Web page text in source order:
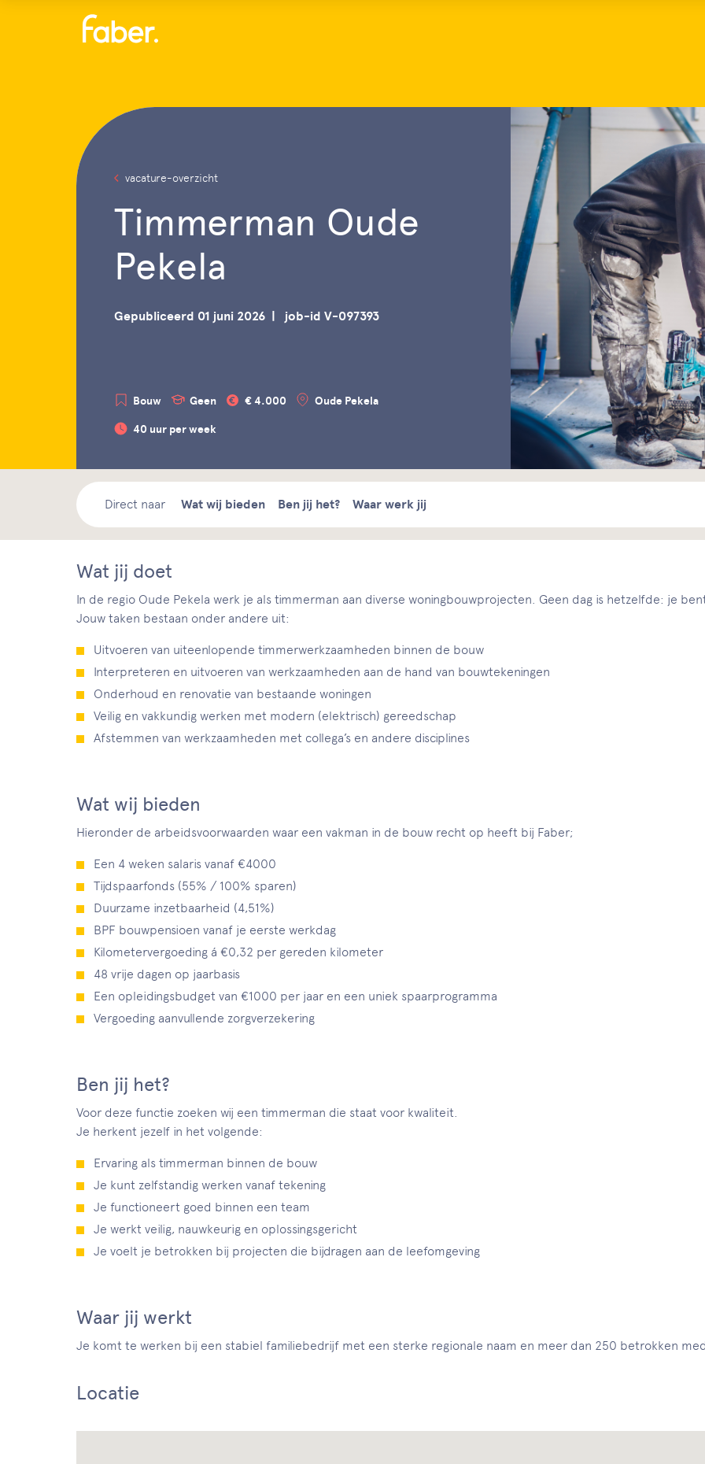
vacature-overzicht
Timmerman Oude
Pekela
Gepubliceerd 01 juni 2026 job-id V-097393
Bouw Geen € 4.000 Oude Pekela
40 uur per week
Direct naar Wat wij bieden Ben jij het? Waar werk jij
Wat jij doet
In de regio Oude Pekela werk je als timmerman aan diverse woningbouwprojecten. Geen dag is hetzelfde: je
Jouw taken bestaan onder andere uit:
Uitvoeren van uiteenlopende timmerwerkzaamheden binnen de bouw
Interpreteren en uitvoeren van werkzaamheden aan de hand van bouwtekeningen
Onderhoud en renovatie van bestaande woningen
Veilig en vakkundig werken met modern (elektrisch) gereedschap
Afstemmen van werkzaamheden met collega’s en andere disciplines
Wat wij bieden
Hieronder de arbeidsvoorwaarden waar een vakman in de bouw recht op heeft bij Faber;
Een 4 weken salaris vanaf €4000
Tijdspaarfonds (55% / 100% sparen)
Duurzame inzetbaarheid (4,51%)
BPF bouwpensioen vanaf je eerste werkdag
Kilometervergoeding á €0,32 per gereden kilometer
48 vrije dagen op jaarbasis
Een opleidingsbudget van €1000 per jaar en een uniek spaarprogramma
Vergoeding aanvullende zorgverzekering
Ben jij het?
Voor deze functie zoeken wij een timmerman die staat voor kwaliteit.
Je herkent jezelf in het volgende:
Ervaring als timmerman binnen de bouw
Je kunt zelfstandig werken vanaf tekening
Je functioneert goed binnen een team
Je werkt veilig, nauwkeurig en oplossingsgericht
Je voelt je betrokken bij projecten die bijdragen aan de leefomgeving
Waar jij werkt
Je komt te werken bij een stabiel familiebedrijf met een sterke regionale naam en meer dan 250 betrokken
Locatie